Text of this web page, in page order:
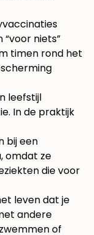
niets”
timen rond het
leefstijl
In de praktijk
bij een
omdat ze
die voor
leven dat je
andere
of